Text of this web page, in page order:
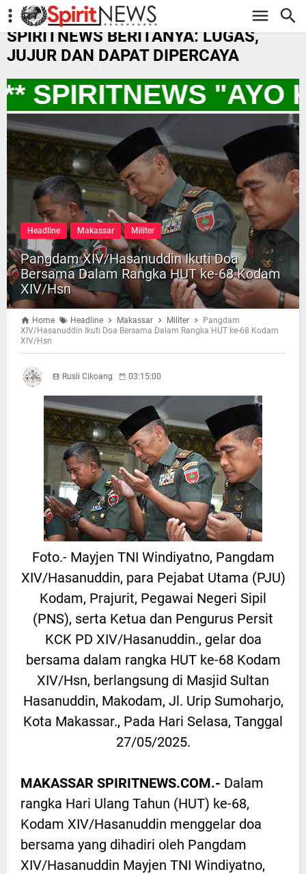
-->
SPIRITNEWS BERITANYA: LUGAS,
JUJUR DAN DAPAT DIPERCAYA
"AYO
Headline Makassar Militer
Pangdam XIV/Hasanuddin Ikuti Doa
Bersama Dalam Rangka HUT ke-68 Kodam
XIV/Hsn
Home Headline Makassar Militer
Pangdam
XIV/Hasanuddin Ikuti Doa Bersama Dalam Rangka HUT ke-68 Kodam
XIV/Hsn
Rusli Cikoang 03:15:00
Foto.- Mayjen TNI Windiyatno, Pangdam
XIV/Hasanuddin, para Pejabat Utama (PJU)
Kodam, Prajurit, Pegawai Negeri Sipil
(PNS), serta Ketua dan Pengurus Persit
KCK PD XIV/Hasanuddin., gelar doa
bersama dalam rangka HUT ke-68 Kodam
XIV/Hsn, berlangsung di Masjid Sultan
Hasanuddin, Makodam, Jl. Urip Sumoharjo,
Kota Makassar., Pada Hari Selasa, Tanggal
27/05/2025.
MAKASSAR SPIRITNEWS.COM.- Dalam
rangka Hari Ulang Tahun (HUT) ke-68,
Kodam XIV/Hasanuddin menggelar doa
bersama yang dihadiri oleh Pangdam
XIV/Hasanuddin Mayjen TNI Windiyatno,